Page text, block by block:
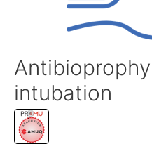
intubation